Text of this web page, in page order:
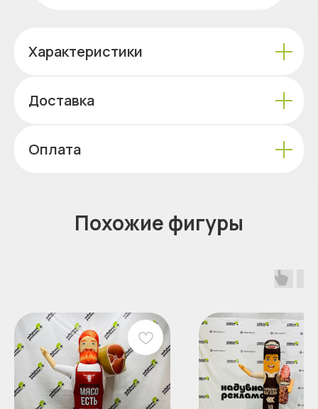
Характеристики
Доставка
Оплата
Похожие фигуры